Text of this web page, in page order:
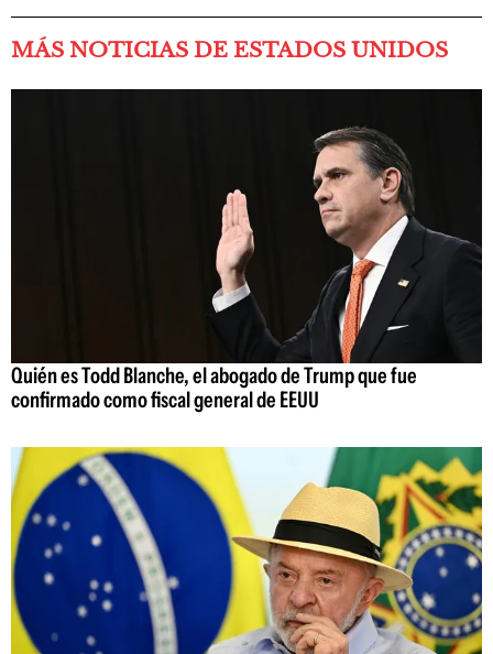
MÁS NOTICIAS DE ESTADOS UNIDOS
Quién es Todd Blanche, el abogado de Trump que fue
confirmado como fiscal general de EEUU